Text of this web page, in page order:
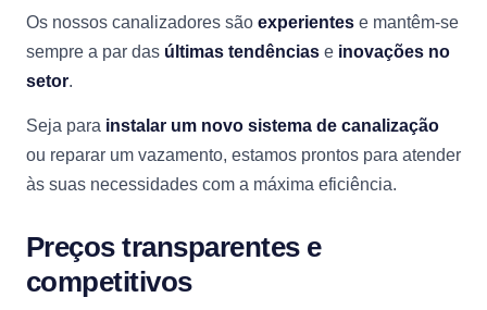
Os nossos canalizadores são experientes e mantêm-se
sempre a par das últimas tendências e inovações no
setor.
Seja para instalar um novo sistema de canalização
ou reparar um vazamento, estamos prontos para atender
às suas necessidades com a máxima eficiência.
Preços transparentes e
competitivos